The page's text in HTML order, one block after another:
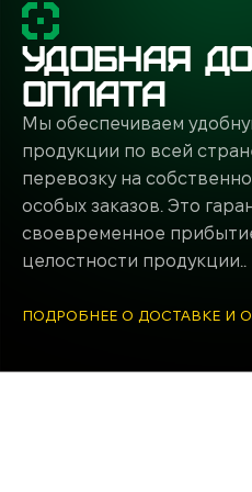
без серьезных затрат.
для работы на
для спортивной
и хранить про запас.
А4 дают наглядный
удобно брать с собой.
для регулярных
стрелков:
УДОБНАЯ
ОПЛАТА
Мы обеспечиваем
продукции по всей
перевозку на
особых заказов. Это
своевременное
целостности продукции..
ПОДРОБНЕЕ О ДОСТАВКЕ И